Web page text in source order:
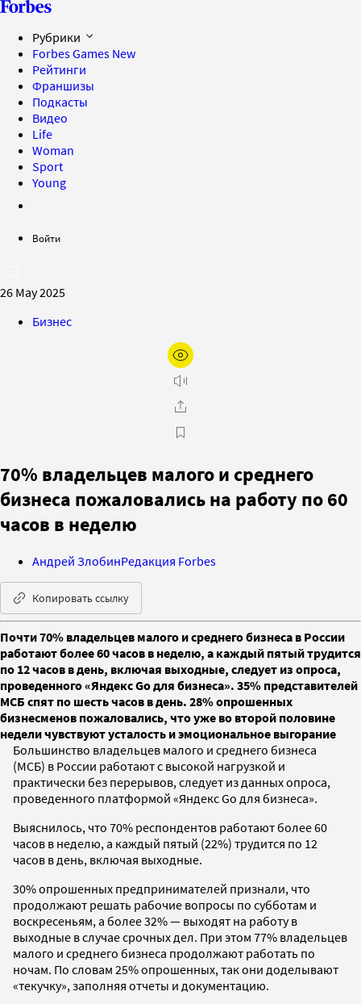
Рубрики
Forbes Games New
Рейтинги
Франшизы
Подкасты
Видео
Life
Woman
Sport
Young
Войти
26 May 2025
Бизнес
70% владельцев малого и среднего
бизнеса пожаловались на работу по 60
часов в неделю
Андрей ЗлобинРедакция Forbes
Копировать ссылку
Почти 70% владельцев малого и среднего бизнеса в России
работают более 60 часов в неделю, а каждый пятый трудится
по 12 часов в день, включая выходные, следует из опроса,
проведенного «Яндекс Go для бизнеса». 35% представителей
МСБ спят по шесть часов в день. 28% опрошенных
бизнесменов пожаловались, что уже во второй половине
недели чувствуют усталость и эмоциональное выгорание
Большинство владельцев малого и среднего бизнеса
(МСБ) в России работают с высокой нагрузкой и
практически без перерывов, следует из данных опроса,
проведенного платформой «Яндекс Go для бизнеса».
Выяснилось, что 70% респондентов работают более 60
часов в неделю, а каждый пятый (22%) трудится по 12
часов в день, включая выходные.
30% опрошенных предпринимателей признали, что
продолжают решать рабочие вопросы по субботам и
воскресеньям, а более 32% — выходят на работу в
выходные в случае срочных дел. При этом 77% владельцев
малого и среднего бизнеса продолжают работать по
ночам. По словам 25% опрошенных, так они доделывают
«текучку», заполняя отчеты и документацию.